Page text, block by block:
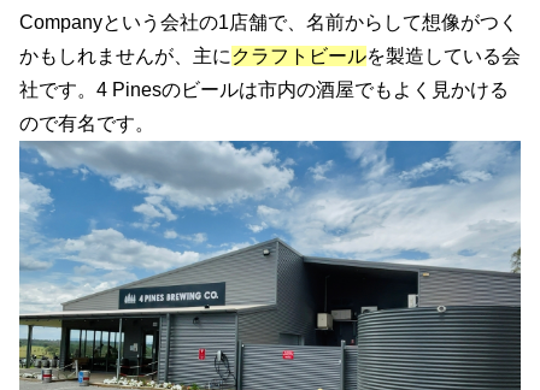
Companyという会社の1店舗で、名前からして想像がつく
かもしれませんが、主に クラフトビールを製造している会
社です。4 Pinesのビールは市内の酒屋でもよく見かける
ので有名です。